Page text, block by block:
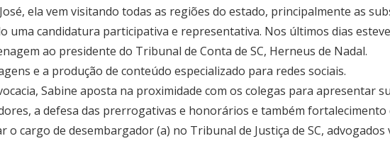
ela vem visitando todas as regiões do estado, principalmente as
uma candidatura participativa e representativa. Nos últimos dias
ao presidente do Tribunal de Conta de SC, Herneus de Nadal.
e a produção de conteúdo especializado para redes sociais.
Sabine aposta na proximidade com os colegas para apresentar
a defesa das prerrogativas e honorários e também
o cargo de desembargador (a) no Tribunal de Justiça de SC,